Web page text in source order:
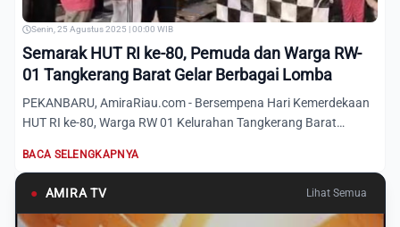
Senin, 25 Agustus 2025 | 00:00 WIB
Semarak HUT RI ke-80, Pemuda dan Warga RW-
01 Tangkerang Barat Gelar Berbagai Lomba
PEKANBARU, AmiraRiau.com - Bersempena Hari Kemerdekaan
HUT RI ke-80, Warga RW 01 Kelurahan Tangkerang Barat
BACA SELENGKAPNYA
● AMIRA TV Lihat Semua